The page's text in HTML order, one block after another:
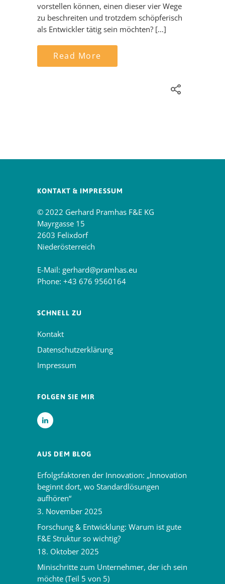
vorstellen können, einen dieser vier Wege
zu beschreiten und trotzdem schöpferisch
als Entwickler tätig sein möchten? […]
Read More
KONTAKT & IMPRESSUM
© 2022 Gerhard Pramhas F&E KG
Mayrgasse 15
2603 Felixdorf
Niederösterreich
E-Mail: gerhard@pramhas.eu
Phone: +43 676 9560164
SCHNELL ZU
Kontakt
Datenschutzerklärung
Impressum
FOLGEN SIE MIR
AUS DEM BLOG
Erfolgsfaktoren der Innovation: „Innovation
beginnt dort, wo Standardlösungen
aufhören“
3. November 2025
Forschung & Entwicklung: Warum ist gute
F&E Struktur so wichtig?
18. Oktober 2025
Minischritte zum Unternehmer, der ich sein
möchte (Teil 5 von 5)